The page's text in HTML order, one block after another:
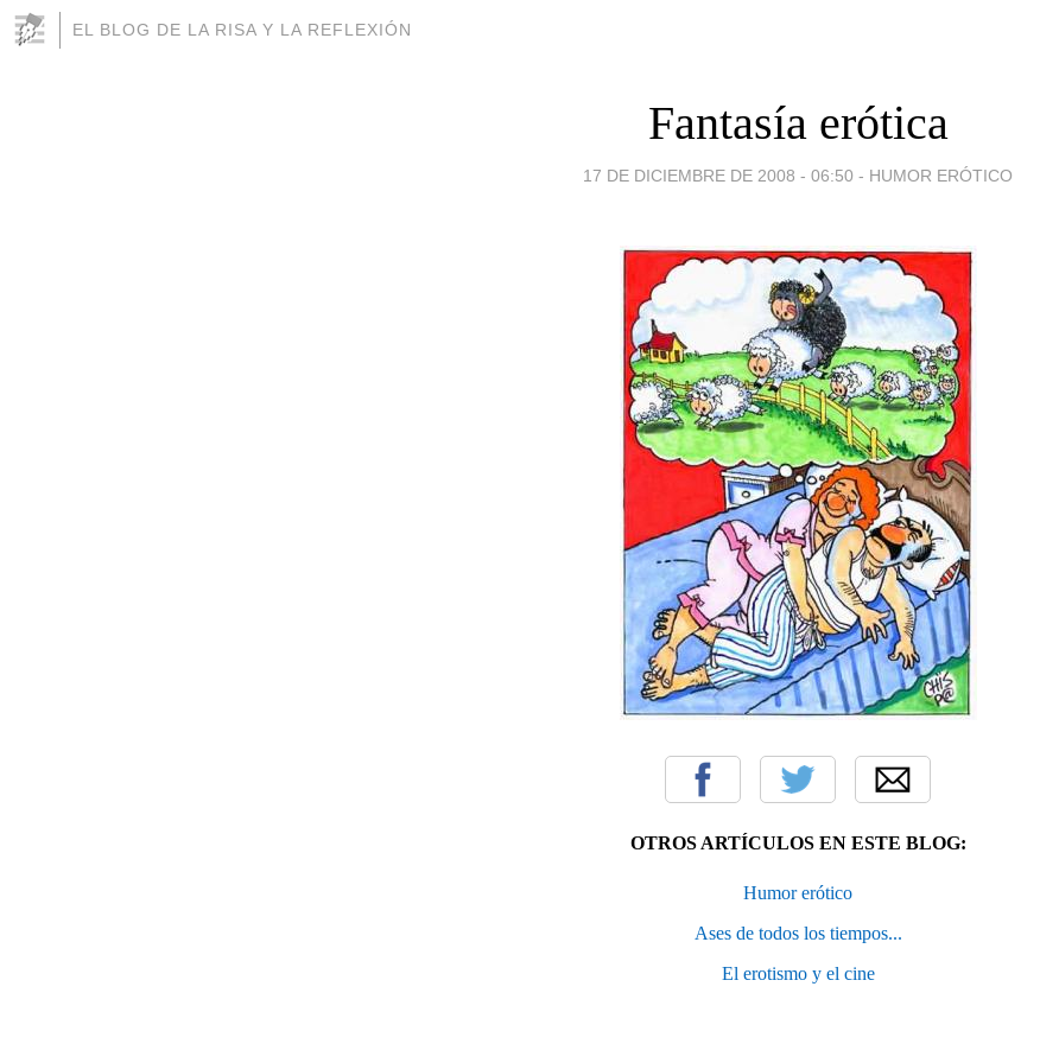
EL BLOG DE LA RISA Y LA REFLEXIÓN
Fantasía erótica
17 DE DICIEMBRE DE 2008 - 06:50 - HUMOR ERÓTICO
OTROS ARTÍCULOS EN ESTE BLOG:
Humor erótico
Ases de todos los tiempos...
El erotismo y el cine